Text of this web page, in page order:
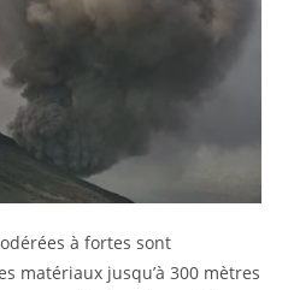
à fortes sont
matériaux jusqu’à 300 mètres